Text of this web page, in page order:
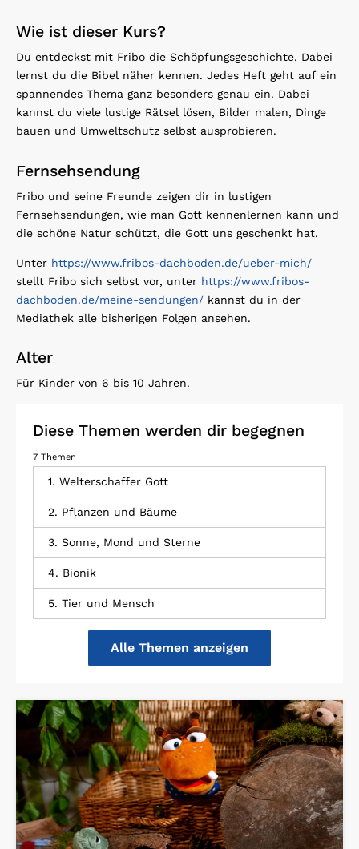
Wie ist dieser Kurs?
Du entdeckst mit Fribo die Schöpfungsgeschichte. Dabei
lernst du die Bibel näher kennen. Jedes Heft geht auf ein
spannendes Thema ganz besonders genau ein. Dabei
kannst du viele lustige Rätsel lösen, Bilder malen, Dinge
bauen und Umweltschutz selbst ausprobieren.
Fernsehsendung
Fribo und seine Freunde zeigen dir in lustigen
Fernsehsendungen, wie man Gott kennenlernen kann und
die schöne Natur schützt, die Gott uns geschenkt hat.
Unter https://www.fribos-dachboden.de/ueber-mich/
stellt Fribo sich selbst vor, unter https://www.fribos-
dachboden.de/meine-sendungen/ kannst du in der
Mediathek alle bisherigen Folgen ansehen.
Alter
Für Kinder von 6 bis 10 Jahren.
Diese Themen werden dir begegnen
7 Themen
1. Welterschaffer Gott
2. Pflanzen und Bäume
3. Sonne, Mond und Sterne
4. Bionik
5. Tier und Mensch
Alle Themen anzeigen